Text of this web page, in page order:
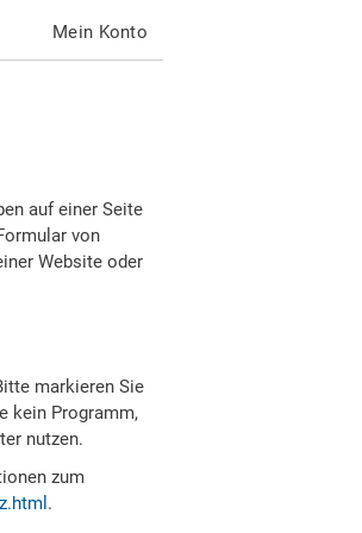
Mein Konto
auf einer Seite
von
Website oder
markieren Sie
kein Programm,
nutzen.
zum
.